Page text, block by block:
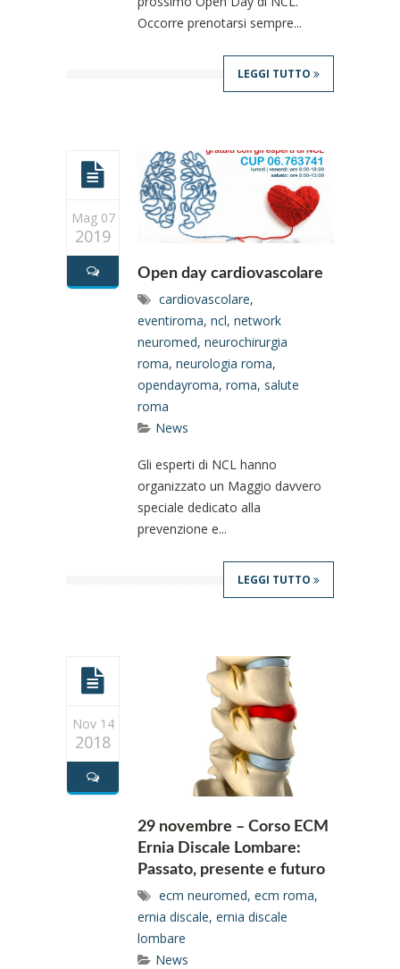
Occorre prenotarsi sempre...
LEGGI TUTTO
Mag 07
2019
Open day cardiovascolare
cardiovascolare,
eventiroma, ncl, network
neuromed, neurochirurgia
roma, neurologia roma,
opendayroma, roma, salute
roma
News
Gli esperti di NCL hanno
organizzato un Maggio davvero
speciale dedicato alla
prevenzione e...
LEGGI TUTTO
Nov 14
2018
29 novembre – Corso ECM
Ernia Discale Lombare:
Passato, presente e futuro
ecm neuromed, ecm roma,
ernia discale, ernia discale
lombare
News